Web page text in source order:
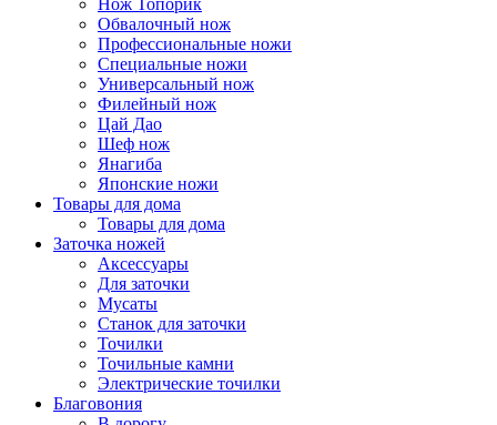
Нож Топорик
Обвалочный нож
Профессиональные ножи
Специальные ножи
Универсальный нож
Филейный нож
Цай Дао
Шеф нож
Янагиба
Японские ножи
Товары для дома
Товары для дома
Заточка ножей
Аксессуары
Для заточки
Мусаты
Станок для заточки
Точилки
Точильные камни
Электрические точилки
Благовония